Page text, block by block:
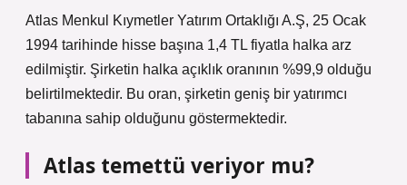
Atlas Menkul Kıymetler Yatırım Ortaklığı A.Ş, 25 Ocak
1994 tarihinde hisse başına 1,4 TL fiyatla halka arz
edilmiştir. Şirketin halka açıklık oranının %99,9 olduğu
belirtilmektedir. Bu oran, şirketin geniş bir yatırımcı
tabanına sahip olduğunu göstermektedir.
Atlas temettü veriyor mu?